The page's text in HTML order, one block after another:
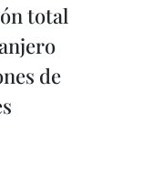
total
de